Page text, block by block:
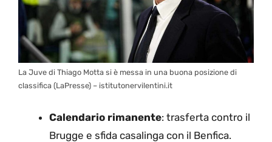
La Juve di Thiago Motta si è messa in una buona posizione di
classifica (LaPresse) – istitutonervilentini.it
Calendario rimanente: trasferta contro il
Brugge e sfida casalinga con il Benfica.